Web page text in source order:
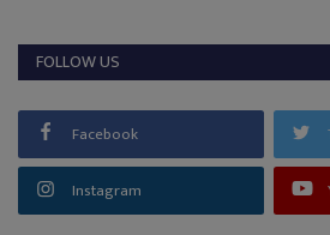
FOLLOW US
Facebook
Instagram